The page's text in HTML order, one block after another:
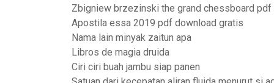
Zbigniew brzezinski the grand chessboard pdf
Apostila essa 2019 pdf download gratis
Nama lain minyak zaitun apa
Libros de magia druida
Ciri ciri buah jambu siap panen